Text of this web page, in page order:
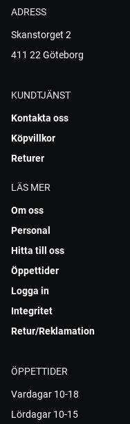
ADRESS
Skanstorget 2
411 22 Göteborg
KUNDTJÄNST
Kontakta oss
Köpvillkor
Returer
LÄS MER
Om oss
Personal
Hitta till oss
Öppettider
Logga in
Integritet
Retur/Reklamation
ÖPPETTIDER
Vardagar 10-18
Lördagar 10-15